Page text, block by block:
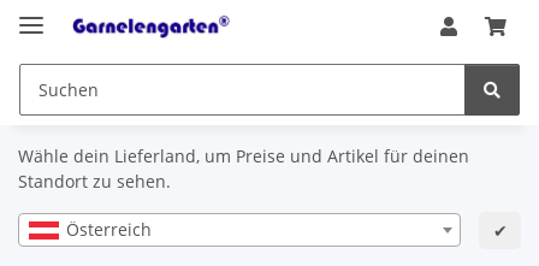
Wähle dein Lieferland, um Preise und Artikel für deinen
Standort zu sehen.
Österreich ✔